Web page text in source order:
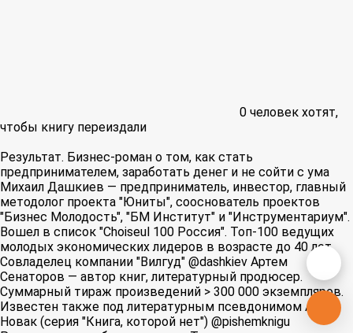
0 человек хотят,
чтобы книгу переиздали
Результат. Бизнес-роман о том, как стать
предпринимателем, заработать денег и не сойти с ума
Михаил Дашкиев — предприниматель, инвестор, главный
методолог проекта "Юниты", сооснователь проектов
"Бизнес Молодость", "БМ Институт" и "Инструментариум".
Вошел в список "Choiseul 100 Россия". Топ-100 ведущих
молодых экономических лидеров в возрасте до 40 лет.
Совладелец компании "Вилгуд" @dashkiev Артем
Сенаторов — автор книг, литературный продюсер.
Суммарный тираж произведений > 300 000 экземпляров.
Известен также под литературным псевдонимом Алекс
Новак (серия "Книга, которой нет") @pishemknigu